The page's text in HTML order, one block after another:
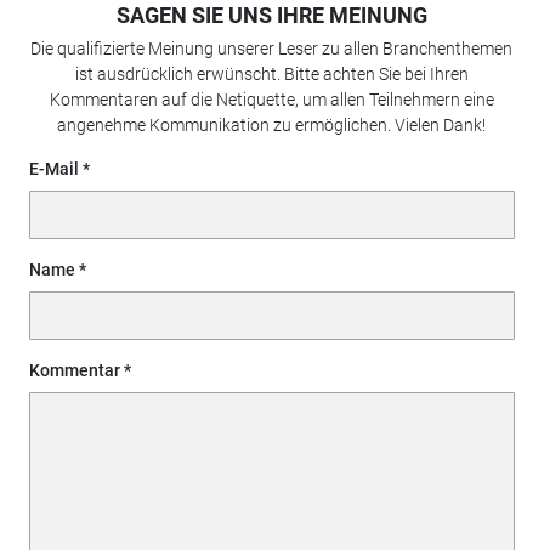
SAGEN SIE UNS IHRE MEINUNG
Die qualifizierte Meinung unserer Leser zu allen Branchenthemen
ist ausdrücklich erwünscht. Bitte achten Sie bei Ihren
Kommentaren auf die Netiquette, um allen Teilnehmern eine
angenehme Kommunikation zu ermöglichen. Vielen Dank!
E-Mail
Name
Kommentar